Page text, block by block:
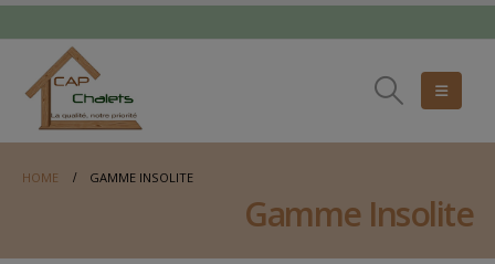
HOME GAMME INSOLITE
Gamme Insolite